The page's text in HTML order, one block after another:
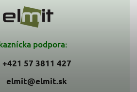
podpora:
+421 57 3811 427
elmit@elmit.sk